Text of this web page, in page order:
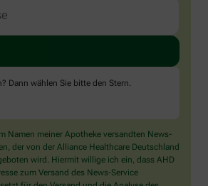
Dann wählen Sie bitte den Stern
Namen meiner Apotheke versandten News-
der von der Alliance Healthcare Deutschland
wird. Hiermit willige ich ein, dass AHD
zum Versand des News-Service